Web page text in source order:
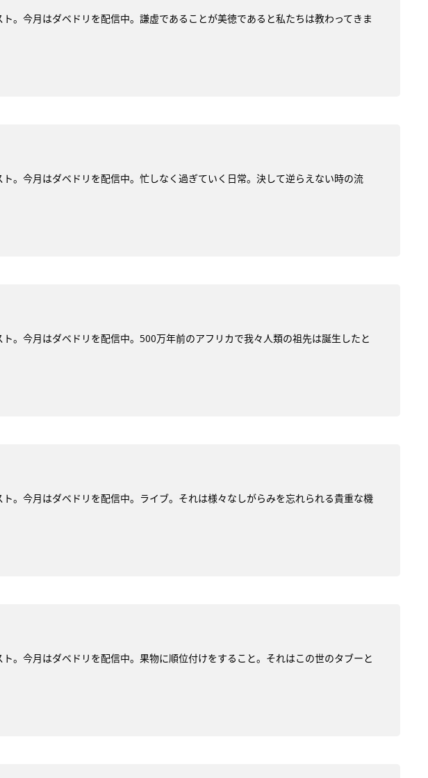
。今月はダベドリを配信中。謙虚であることが美徳であると私たちは教わってきま
。今月はダベドリを配信中。忙しなく過ぎていく日常。決して逆らえない時の流
。今月はダベドリを配信中。500万年前のアフリカで我々人類の祖先は誕生したと
。今月はダベドリを配信中。ライブ。それは様々なしがらみを忘れられる貴重な機
。今月はダベドリを配信中。果物に順位付けをすること。それはこの世のタブーと